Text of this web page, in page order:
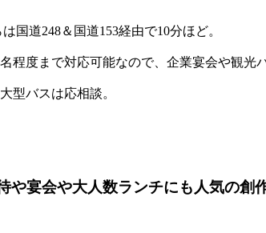
国道248＆国道153経由で10分ほど。
度まで対応可能なので、企業宴会や観光
型バスは応相談。
宴会や大人数ランチにも人気の創